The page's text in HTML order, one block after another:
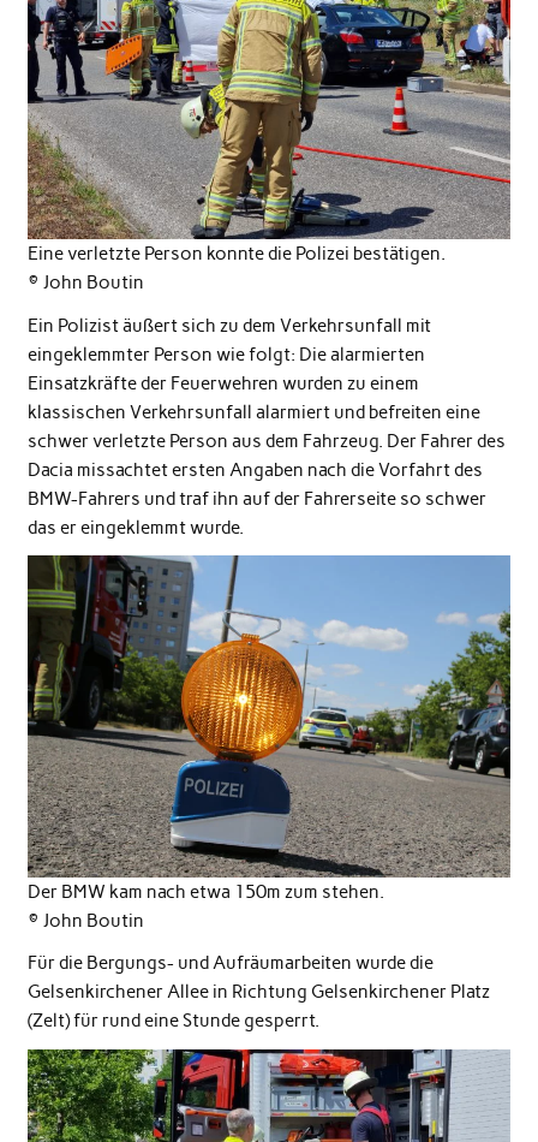
Eine verletzte Person konnte die Polizei bestätigen.
©️ John Boutin
Ein Polizist äußert sich zu dem Verkehrsunfall mit
eingeklemmter Person wie folgt: Die alarmierten
Einsatzkräfte der Feuerwehren wurden zu einem
klassischen Verkehrsunfall alarmiert und befreiten eine
schwer verletzte Person aus dem Fahrzeug. Der Fahrer des
Dacia missachtet ersten Angaben nach die Vorfahrt des
BMW-Fahrers und traf ihn auf der Fahrerseite so schwer
das er eingeklemmt wurde.
Der BMW kam nach etwa 150m zum stehen.
©️ John Boutin
Für die Bergungs- und Aufräumarbeiten wurde die
Gelsenkirchener Allee in Richtung Gelsenkirchener Platz
(Zelt) für rund eine Stunde gesperrt.